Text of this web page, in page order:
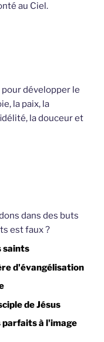
au Ciel.
développer le
la paix, la
la douceur et
dans des buts
est faux ?
saints
d'évangélisation
de Jésus
parfaits à l'image